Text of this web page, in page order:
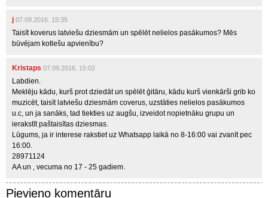
j 07.09.2016. 15:35
Taisīt koverus latviešu dziesmām un spēlēt nelielos pasākumos? Mēs
būvējam kotlešu apvienību?
Kristaps 07.09.2016. 15:02
Labdien.
Meklēju kādu, kurš prot dziedāt un spēlēt ģitāru, kādu kurš vienkārši grib ko
muzicēt, taisīt latviešu dziesmām coverus, uzstāties nelielos pasākumos
u.c, un ja sanāks, tad tiekties uz augšu, izveidot nopietnāku grupu un
ierakstīt paštaisītas dziesmas.
Lūgums, ja ir interese rakstiet uz Whatsapp laikā no 8-16:00 vai zvanīt pec
16:00.
28971124
AA un , vecuma no 17 - 25 gadiem.
Pievieno komentāru